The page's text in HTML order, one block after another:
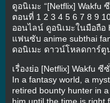
ดูอนิเมะ “[Netflix] Wakfu
ตอนที่ 1 2 3 4 5 6 7 8 9
ออนไลน์ ดูอนิเมะในมือถือ
แฟนซับ anime subthai
ดอนิเมะ ดาวน์โหลดการ์ตู
เรื่องย่อ [Netflix] Wakfu ซี
In a fantasy world, a
retired bounty hunter in
him until the time is right